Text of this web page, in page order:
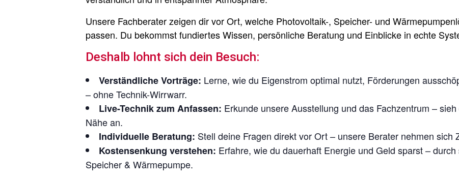
Unsere Fachberater zeigen dir vor Ort, welche Photovoltaik-, Speicher- und
passen. Du bekommst fundiertes Wissen, persönliche Beratung und Einblicke in echte
Deshalb lohnt sich dein Besuch:
Verständliche Vorträge: Lerne, wie du Eigenstrom optimal nutzt, Förderungen
– ohne Technik-Wirrwarr.
Live-Technik zum Anfassen: Erkunde unsere Ausstellung und das Fachzentrum –
Nähe an.
Individuelle Beratung: Stell deine Fragen direkt vor Ort – unsere Berater nehmen sich
Kostensenkung verstehen: Erfahre, wie du dauerhaft Energie und Geld sparst –
Speicher & Wärmepumpe.